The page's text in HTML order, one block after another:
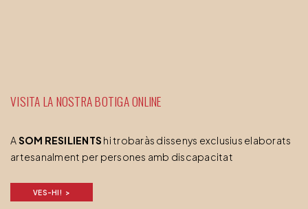
VISITA LA NOSTRA BOTIGA ONLINE
ASOM RESILIENTS hi trobaràs dissenys exclusius elaborats
artesanalment per persones amb discapacitat
VES-HI!